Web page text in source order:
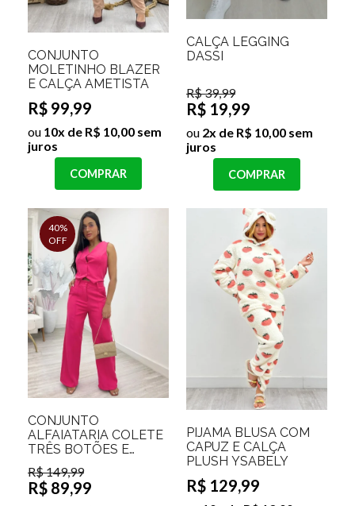
CONJUNTO
MOLETINHO BLAZER
E CALÇA AMETISTA
R$ 99,99
ou 10x de R$ 10,00 sem
juros
COMPRAR
CALÇA LEGGING
DASSI
R$ 39,99
R$ 19,99
ou 2x de R$ 10,00 sem
juros
COMPRAR
40%
OFF
CONJUNTO
ALFAIATARIA COLETE
TRÊS BOTÕES E
CALÇA PANTALONA
MAYLA
R$ 149,99
R$ 89,99
PIJAMA BLUSA COM
CAPUZ E CALÇA
PLUSH YSABELY
R$ 129,99